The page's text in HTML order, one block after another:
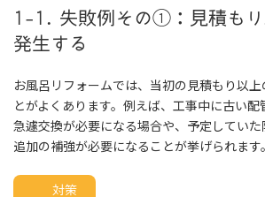
1-1. 失敗例その①：見積もり
発生する
お風呂リフォームでは、当初の見積もり以
とがよくあります。例えば、工事中に古い配
急遽交換が必要になる場合や、予定してい
追加の補強が必要になることが挙げられます。
対策